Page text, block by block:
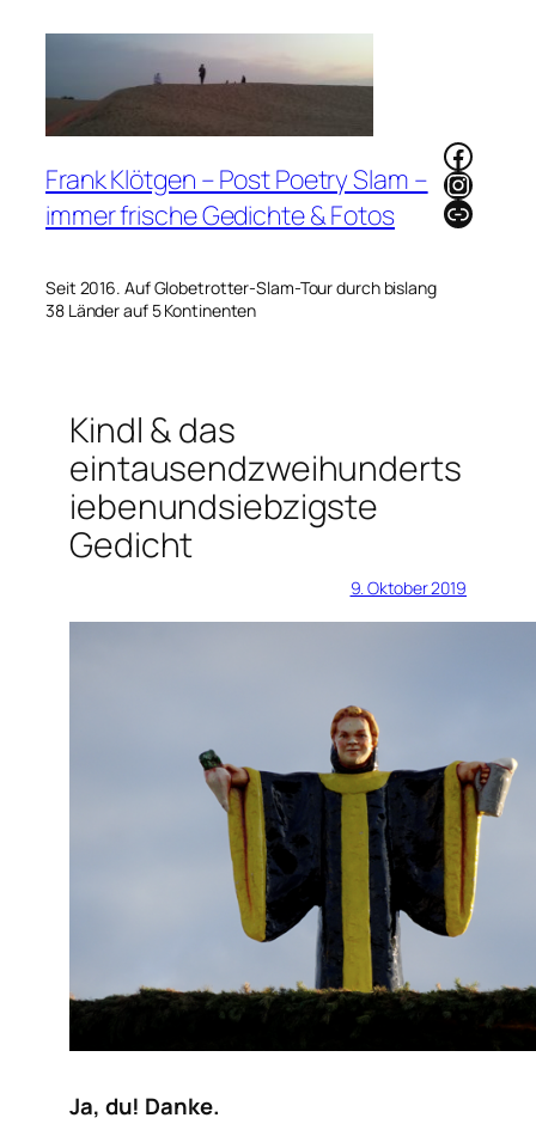
Frank Klötgen – Post Poetry Slam –
immer frische Gedichte & Fotos
Seit 2016. Auf Globetrotter-Slam-Tour durch bislang
38 Länder auf 5 Kontinenten
Link
Kindl & das
eintausendzweihunderts
iebenundsiebzigste
Gedicht
9. Oktober 2019
Ja, du! Danke.